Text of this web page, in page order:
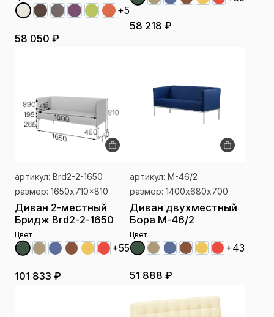
+5
58 050 ₽
58 218 ₽
артикул: Brd2-2-1650
размер: 1650x710x810
Диван 2-местный
Бридж Brd2-2-1650
Цвет
+55
101 833 ₽
артикул: М-46/2
размер: 1400х680х700
Диван двухместный
Бора М-46/2
Цвет
+43
51 888 ₽